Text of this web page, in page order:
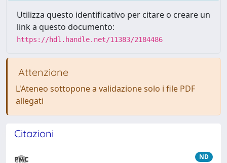
Utilizza questo identificativo per citare o creare un
link a questo documento:
https://hdl.handle.net/11383/2184486
Attenzione
L'Ateneo sottopone a validazione solo i file PDF
allegati
Citazioni
ND